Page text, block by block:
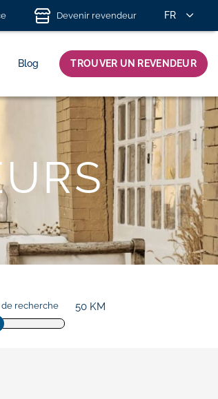
Devenir revendeur FR
Blog TROUVER UN REVENDEUR
recherche 50KM